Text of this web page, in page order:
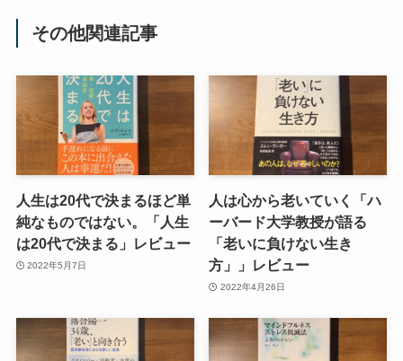
その他関連記事
人生は20代で決まるほど単
純なものではない。「人生
は20代で決まる」レビュー
2022年5月7日
人は心から老いていく「ハ
ーバード大学教授が語る
「老いに負けない生き
方」」レビュー
2022年4月26日